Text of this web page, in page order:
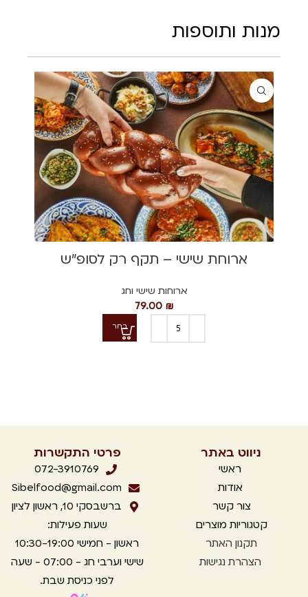
מנות ותוספות
ארוחת שישי – תקף רק לסופ"ש
ארוחות שישי וחג
79.00 ₪
בחר
ניווט באתר
ראשי
אודות
צור קשר
קטגוריות מוצרים
תקנון האתר
הצהרת נגישות
פרטי התקשרות
072-3910769
Sibelfood@gmail.com
ברשבסקי 10, ראשון לציון
שעות פעילות:
ראשון - חמישי 10:30-19:00
שישי וערבי חג - 07:00 - שעה
לפני כניסת שבת.